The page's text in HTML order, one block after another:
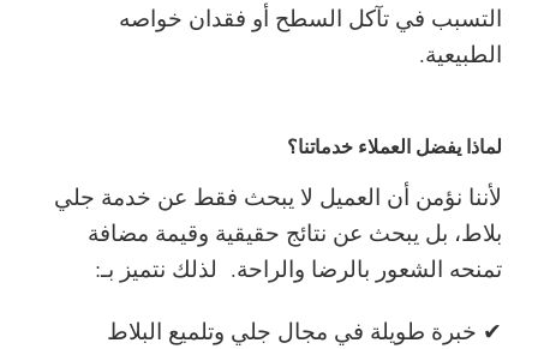
التسبب في تآكل السطح أو فقدان خواصه
الطبيعية.
لماذا يفضل العملاء خدماتنا؟
لأننا نؤمن أن العميل لا يبحث فقط عن خدمة جلي
بلاط، بل يبحث عن نتائج حقيقية وقيمة مضافة
تمنحه الشعور بالرضا والراحة. لذلك نتميز بـ:
✔ خبرة طويلة في مجال جلي وتلميع البلاط